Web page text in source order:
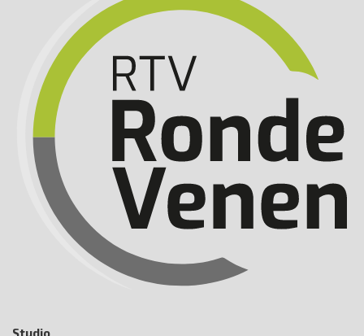
Studio